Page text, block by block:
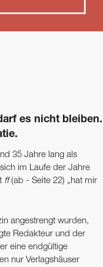
es nicht bleiben.
35 Jahre lang als
im Laufe der Jahre
ff(ab - Seite 22) „hat mir
angestrengt wurden,
Redakteur und der
eine endgültige
nur Verlagshäuser